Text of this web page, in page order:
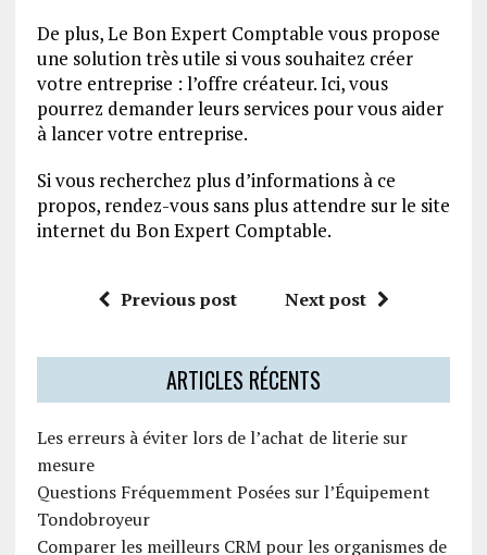
De plus, Le Bon Expert Comptable vous propose
une solution très utile si vous souhaitez créer
votre entreprise : l’offre créateur. Ici, vous
pourrez demander leurs services pour vous aider
à lancer votre entreprise.
Si vous recherchez plus d’informations à ce
propos, rendez-vous sans plus attendre sur le site
internet du Bon Expert Comptable.
Previous post Next post
ARTICLES RÉCENTS
Les erreurs à éviter lors de l’achat de literie sur
mesure
Questions Fréquemment Posées sur l’Équipement
Tondobroyeur
Comparer les meilleurs CRM pour les organismes de